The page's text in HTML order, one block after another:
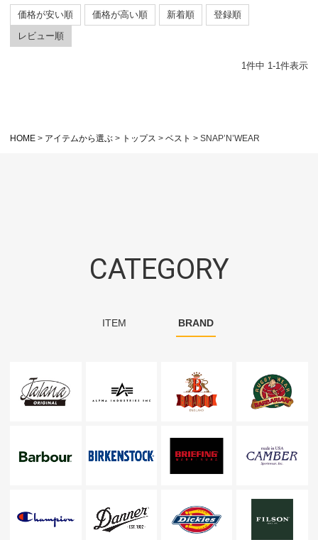
価格が安い順
価格が高い順 新着順
登録順
レビュー順
1件中 1-1件表示
HOME アイテムから選ぶ トップス ベスト SNAP’N’WEAR
CATEGORY
ITEM BRAND